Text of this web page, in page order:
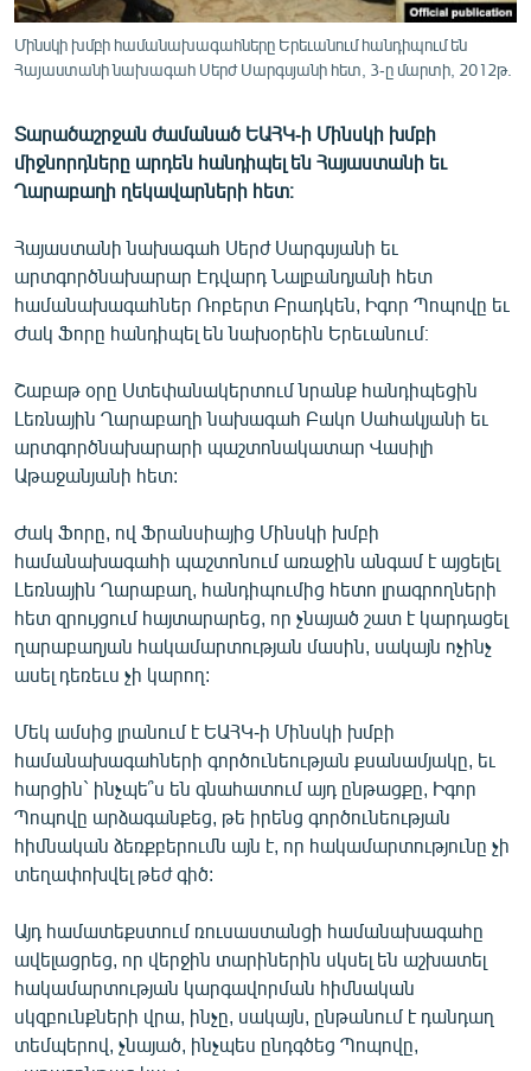
ՏՏ ԵՒ ԻՆՏԵՐՆԵՏ
ԿՈՐՈՆԱՎԻՐՈՒՍ
ՏԵՍԱՆՅՈՒԹԵՐ
ԲԱՆԱՎԵՃ
ՁԳՏԵԼՈՎ ԼԱՎԱԳՈՒՅՆԻՆ
ՓՈԴՔԱՍԹ
Հայերեն
English
Русский
«Ազատության» բոլոր կայքերը
Մինսկի խմբի համանախագահները Երեւանում հանդիպում են
Հայաստանի նախագահ Սերժ Սարգսյանի հետ, 3-ը մարտի, 2012թ.
Տարածաշրջան ժամանած ԵԱՀԿ-ի Մինսկի խմբի
միջնորդները արդեն հանդիպել են Հայաստանի եւ
Ղարաբաղի ղեկավարների հետ։
Հայաստանի նախագահ Սերժ Սարգսյանի եւ
արտգործնախարար Էդվարդ Նալբանդյանի հետ
համանախագահներ Ռոբերտ Բրադկեն, Իգոր Պոպովը եւ
Ժակ Ֆորը հանդիպել են նախօրեին Երեւանում։
Շաբաթ օրը Ստեփանակերտում նրանք հանդիպեցին
Լեռնային Ղարաբաղի նախագահ Բակո Սահակյանի եւ
արտգործնախարարի պաշտոնակատար Վասիլի
Աթաջանյանի հետ:
Ժակ Ֆորը, ով Ֆրանսիայից Մինսկի խմբի
համանախագահի պաշտոնում առաջին անգամ է այցելել
Լեռնային Ղարաբաղ, հանդիպումից հետո լրագրողների
հետ զրույցում հայտարարեց, որ չնայած շատ է կարդացել
ղարաբաղյան հակամարտության մասին, սակայն ոչինչ
ասել դեռեւս չի կարող:
Մեկ ամսից լրանում է ԵԱՀԿ-ի Մինսկի խմբի
համանախագահների գործունեության քսանամյակը, եւ
հարցին` ինչպե՞ս են գնահատում այդ ընթացքը, Իգոր
Պոպովը արձագանքեց, թե իրենց գործունեության
հիմնական ձեռքբերումն այն է, որ հակամարտությունը չի
տեղափոխվել թեժ գիծ:
Այդ համատեքստում ռուսաստանցի համանախագահը
ավելացրեց, որ վերջին տարիներին սկսել են աշխատել
հակամարտության կարգավորման հիմնական
սկզբունքների վրա, ինչը, սակայն, ընթանում է դանդաղ
տեմպերով, չնայած, ինչպես ընդգծեց Պոպովը,